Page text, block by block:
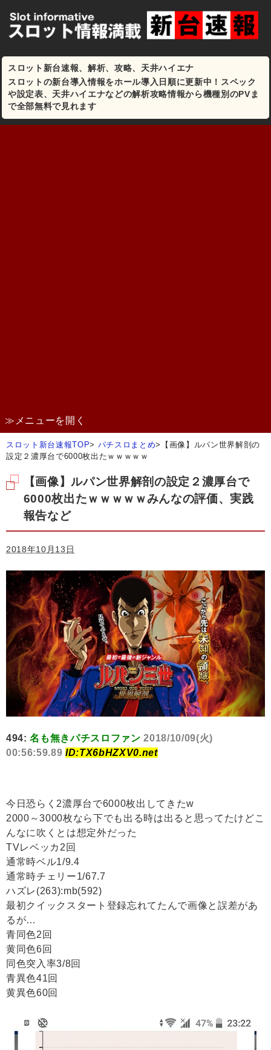
スロット新台速報、解析、攻略、天井ハイエナ
スロットの新台導入情報をホール導入日順に更新中！スペック
や設定表、天井ハイエナなどの解析攻略情報から機種別のPVま
で全部無料で見れます
≫メニューを開く
スロット新台速報TOP> パチスロまとめ>
【画像】ルパン世界解剖の
設定２濃厚台で6000枚出たｗｗｗｗｗ
【画像】ルパン世界解剖の設定２濃厚台で
6000枚出たｗｗｗｗｗみんなの評価、実践
報告など
2018年10月13日
494:名も無きパチスロファン 2018/10/09(火)
00:56:59.89 ID:TX6bHZXV0.net
今日恐らく2濃厚台で6000枚出してきたw
2000～3000枚なら下でも出る時は出ると思ってたけどこ
んなに吹くとは想定外だった
TVレベッカ2回
通常時ベル1/9.4
通常時チェリー1/67.7
ハズレ(263):mb(592)
最初クイックスタート登録忘れてたんで画像と誤差があ
るが…
青同色2回
黄同色6回
同色突入率3/8回
青異色41回
黄異色60回